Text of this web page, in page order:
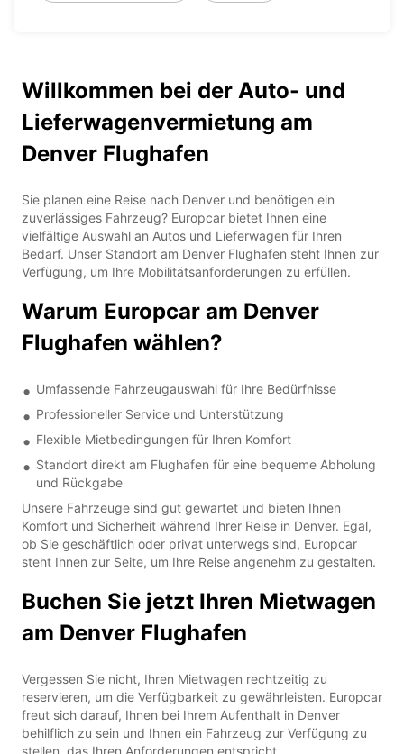
Willkommen bei der Auto- und
Lieferwagenvermietung am
Denver Flughafen
Sie planen eine Reise nach Denver und benötigen ein
zuverlässiges Fahrzeug? Europcar bietet Ihnen eine
vielfältige Auswahl an Autos und Lieferwagen für Ihren
Bedarf. Unser Standort am Denver Flughafen steht Ihnen zur
Verfügung, um Ihre Mobilitätsanforderungen zu erfüllen.
Warum Europcar am Denver
Flughafen wählen?
Umfassende Fahrzeugauswahl für Ihre Bedürfnisse
Professioneller Service und Unterstützung
Flexible Mietbedingungen für Ihren Komfort
Standort direkt am Flughafen für eine bequeme Abholung
und Rückgabe
Unsere Fahrzeuge sind gut gewartet und bieten Ihnen
Komfort und Sicherheit während Ihrer Reise in Denver. Egal,
ob Sie geschäftlich oder privat unterwegs sind, Europcar
steht Ihnen zur Seite, um Ihre Reise angenehm zu gestalten.
Buchen Sie jetzt Ihren Mietwagen
am Denver Flughafen
Vergessen Sie nicht, Ihren Mietwagen rechtzeitig zu
reservieren, um die Verfügbarkeit zu gewährleisten. Europcar
freut sich darauf, Ihnen bei Ihrem Aufenthalt in Denver
behilflich zu sein und Ihnen ein Fahrzeug zur Verfügung zu
stellen, das Ihren Anforderungen entspricht.